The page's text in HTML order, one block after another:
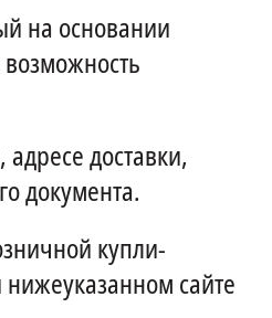
на основании
доставки,
документа.
купли-
сайте